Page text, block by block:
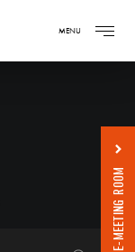
MENU
E-MEETING ROOM